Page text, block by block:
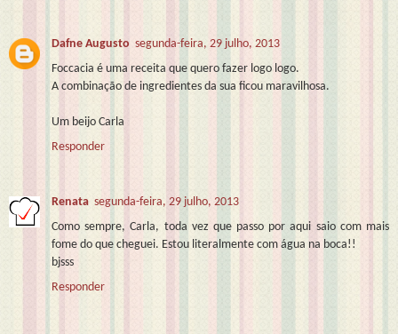
Dafne Augusto segunda-feira, 29 julho, 2013
Foccacia é uma receita que quero fazer logo logo.
A combinação de ingredientes da sua ficou maravilhosa.
Um beijo Carla
Responder
Renata segunda-feira, 29 julho, 2013
Como sempre, Carla, toda vez que passo por aqui saio com mais
fome do que cheguei. Estou literalmente com água na boca!!
bjsss
Responder